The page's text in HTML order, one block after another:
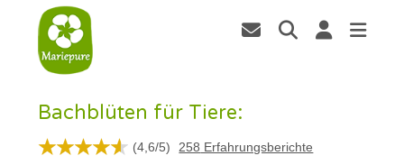
Bachblüten für Tiere:
(4,6/5) 258 Erfahrungsberichte